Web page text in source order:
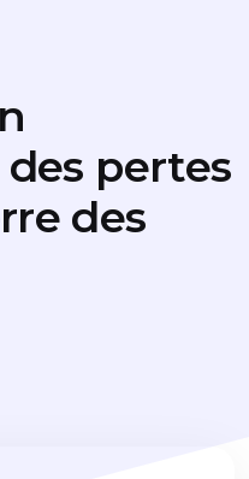
pertes
des